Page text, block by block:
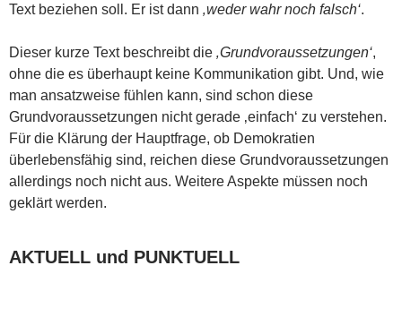
Text beziehen soll. Er ist dann ‚weder wahr noch falsch‘.
Dieser kurze Text beschreibt die ‚Grundvoraussetzungen‘,
ohne die es überhaupt keine Kommunikation gibt. Und, wie
man ansatzweise fühlen kann, sind schon diese
Grundvoraussetzungen nicht gerade ‚einfach‘ zu verstehen.
Für die Klärung der Hauptfrage, ob Demokratien
überlebensfähig sind, reichen diese Grundvoraussetzungen
allerdings noch nicht aus. Weitere Aspekte müssen noch
geklärt werden.
AKTUELL und PUNKTUELL